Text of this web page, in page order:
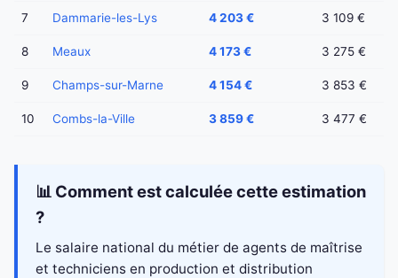
7 Dammarie-les-Lys 4 203 € 3 109 €
8 Meaux 4 173 € 3 275 €
9 Champs-sur-Marne 4 154 € 3 853 €
10 Combs-la-Ville 3 859 € 3 477 €
📊 Comment est calculée cette estimation
?
Le salaire national du métier de agents de maîtrise
et techniciens en production et distribution